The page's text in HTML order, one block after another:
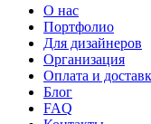
О нас
Портфолио
Для дизайнеров
Организация
Оплата и
Блог
FAQ